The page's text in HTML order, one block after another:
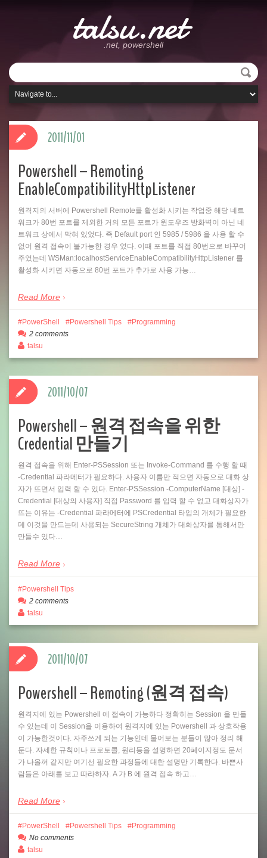
talsu.net
.net, powershell
Powershell – Remoting
EnableCompatibilityHttpListener
원격지의 서버에 Powershell Remote를 활성화 시키는 작업중 해당 네트
워크가 80번 포트를 제외한 거의 모든 포트가 윈도우즈 방화벽이 아닌 네
트워크 상에서 막혀 있었다. 즉 Default port 인 5985 / 5986 을 사용 할 수
없어 원격 접속이 불가능한 경우 였다. 이때 포트를 직접 80번으로 바꾸어
주었는데 WSMan:localhostServiceEnableCompatibilityHttpListener 를
활성화 시키면 자동으로 80번 포트가 추가로 사용 가능…
Read More
2011/11/01
PowerShell Powershell Tips
Programming
2 comments
talsu
Powershell – 원격 접속을 위한
Credential 만들기
원격 접속을 위해 Enter-PSSession 또는 Invoke-Command 를 수행 할 때
-Credential 파라메터가 필요하다. 사용자 이름만 적으면 자동으로 대화 상
자가 뜨면서 입력 할 수 있다. Enter-PSSession -ComputerName [대상] -
Credential [대상의 사용자] 직접 Password 를 입력 할 수 없고 대화상자가
뜨는 이유는 -Credential 파라메터에 PSCredential 타입의 개체가 필요한
데 이것을 만드는데 사용되는 SecureString 개체가 대화상자를 통해서만
만들수 있다…
Read More
2011/10/07
Powershell Tips
2 comments
talsu
Powershell – Remoting (원격 접속)
원격지에 있는 Powershell 에 접속이 가능하다 정확히는 Session 을 만들
수 있는데 이 Session을 이용하여 원격지에 있는 Powershell 과 상호작용
이 가능한것이다. 자주쓰게 되는 기능인데 물어보는 분들이 많아 정리 해
둔다. 자세한 규칙이나 프로토콜, 원리등을 설명하면 20페이지정도 문서
가 나올꺼 같지만 여기선 필요한 과정들에 대한 설명만 기록한다. 바쁜사
람들은 아래를 보고 따라하자. A 가 B 에 원격 접속 하고…
Read More
2011/10/07
PowerShell Powershell Tips
Programming
No comments
talsu